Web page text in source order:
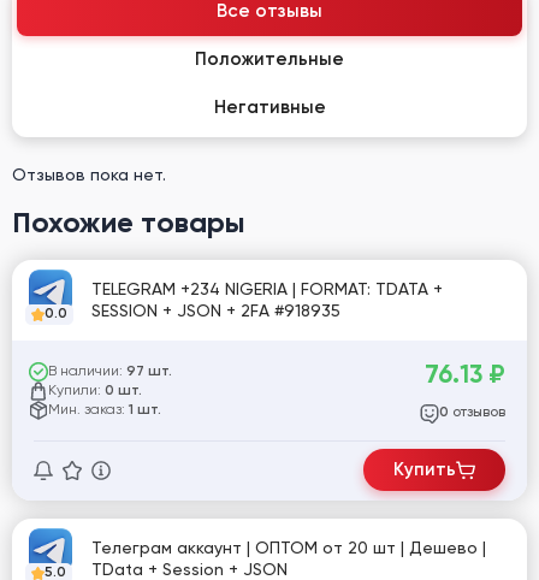
Все отзывы
Положительные
Негативные
Отзывов пока нет.
Похожие товары
0.0
TELEGRAM +234 NIGERIA | FORMAT: TDATA +
SESSION + JSON + 2FA #918935
В наличии: 97 шт.
Купили: 0 шт.
Мин. заказ: 1 шт.
76.13 ₽
0 отзывов
Купить
5.0
Телеграм аккаунт | ОПТОМ от 20 шт | Дешево |
TData + Session + JSON